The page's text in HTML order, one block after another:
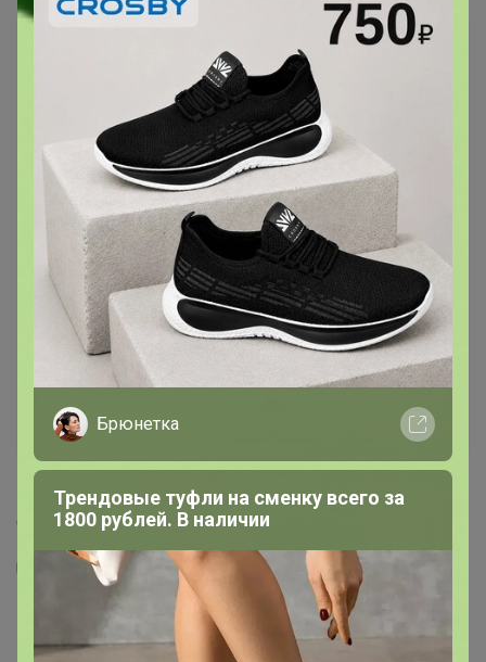
Кофе Кот Бразилио 1000г, Зерно
Брюнетка
Трендовые туфли на сменку всего за
1800 рублей. В наличии